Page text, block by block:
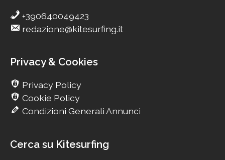
+390640049423
redazione@kitesurfing.it
Privacy & Cookies
Privacy Policy
Cookie Policy
Condizioni Generali Annunci
Cerca su Kitesurfing